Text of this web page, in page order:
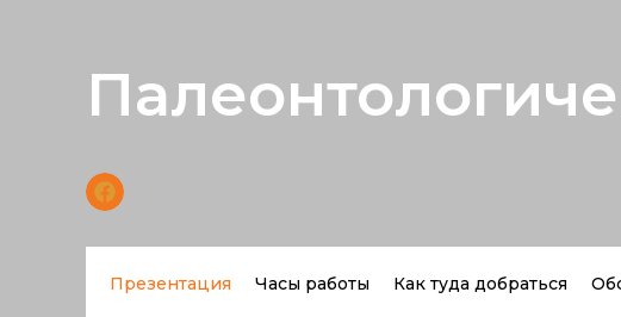
Презентация Часы работы Как туда добраться